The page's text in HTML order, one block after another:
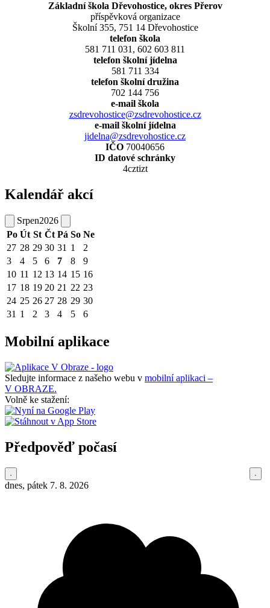
Základní škola Dřevohostice, okres Přerov
příspěvková organizace
Školní 355, 751 14 Dřevohostice
telefon škola
581 711 031, 602 603 811
telefon školní jídelna
581 711 334
telefon školní družina
702 144 756
e-mail škola
zsdrevohostice@zsdrevohostice.cz
e-mail školní jídelna
jidelna@zsdrevohostice.cz
IČO 70040656
ID datové schránky
4cztizt
Kalendář akcí
Srpen2026
Po Út St Čt Pá So Ne
27 28 29 30 31 1
2
3
4 5 6 7 8
9
10 11 12 13 14 15 16
17 18 19 20 21 22 23
24 25 26 27 28 29 30
31 1 2 3 4 5 6
Mobilní aplikace
Sledujte informace z našeho webu v mobilní aplikaci –
V OBRAZE.
Volně ke stažení:
Předpověď počasí
dnes, pátek 7. 8. 2026